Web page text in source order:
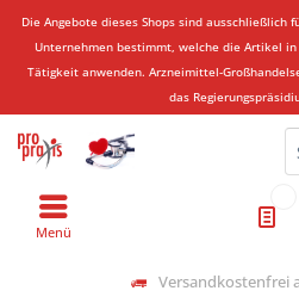
Die Angebote dieses Shops sind ausschließlich
Unternehmen bestimmt, welche die Artikel
Tätigkeit anwenden. Arzneimittel-
das
Versandkostenfrei
Menü